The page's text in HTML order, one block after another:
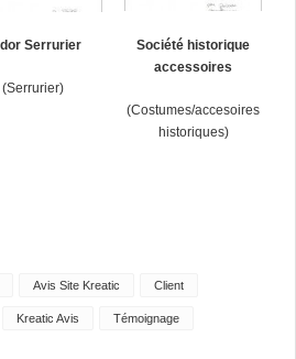
Serrurier
(Serrurier)
Société historique
accessoires
(Costumes/accesoires
historiques)
Avis Site Kreatic Client
Kreatic Avis Témoignage